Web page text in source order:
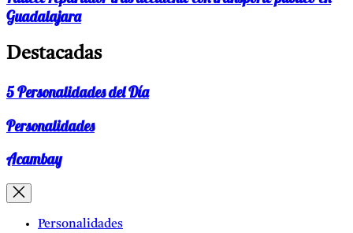
Guadalajara
Destacadas
5 Personalidades del Día
Personalidades
Acambay
Personalidades